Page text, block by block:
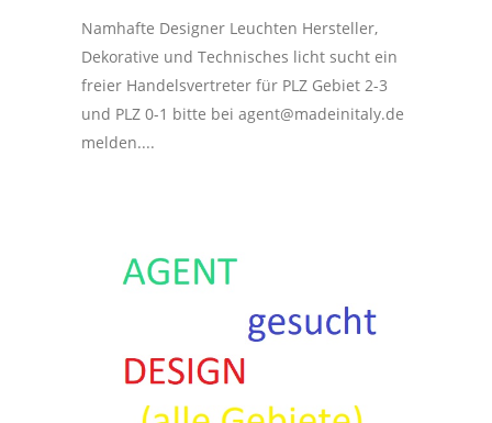
Namhafte Designer Leuchten Hersteller,
Dekorative und Technisches licht sucht ein
freier Handelsvertreter für PLZ Gebiet 2-3
und PLZ 0-1 bitte bei agent@madeinitaly.de
melden....